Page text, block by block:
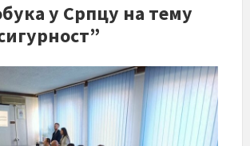
у Српцу на тему